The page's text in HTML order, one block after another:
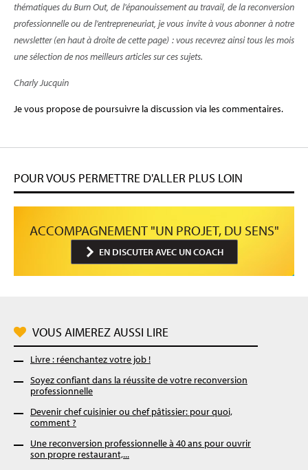
thématiques du Burn Out, de l'épanouissement au travail, de la reconversion
professionnelle ou de l'entrepreneuriat, je vous invite à vous abonner à notre
newsletter (en haut à droite de cette page) : vous recevrez ainsi tous les mois
une sélection de nos meilleurs articles sur ces sujets.
Charly Jucquin
Je vous propose de poursuivre la discussion via les commentaires.
POUR VOUS PERMETTRE D'ALLER PLUS LOIN
ACCOMPAGNEMENT "UN PROJET, DU SENS"
EN DISCUTER AVEC UN COACH
VOUS AIMEREZ AUSSI LIRE
Livre : réenchantez votre job !
Soyez confiant dans la réussite de votre reconversion
professionnelle
Devenir chef cuisinier ou chef pâtissier: pour quoi,
comment ?
Une reconversion professionnelle à 40 ans pour ouvrir
son propre restaurant,...